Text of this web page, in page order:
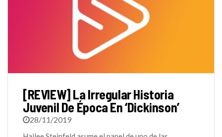
[REVIEW] La Irregular Historia
Juvenil De Época En ‘Dickinson’
28/11/2019